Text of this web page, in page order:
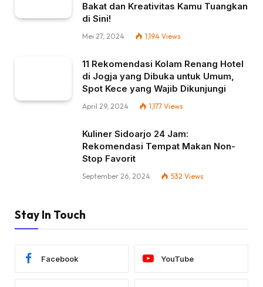
Bakat dan Kreativitas Kamu Tuangkan
di Sini!
Mei 27, 2024 1,194 Views
11 Rekomendasi Kolam Renang Hotel
di Jogja yang Dibuka untuk Umum,
Spot Kece yang Wajib Dikunjungi
April 29, 2024 1,177 Views
Kuliner Sidoarjo 24 Jam:
Rekomendasi Tempat Makan Non-
Stop Favorit
September 26, 2024 532 Views
Stay In Touch
Facebook YouTube